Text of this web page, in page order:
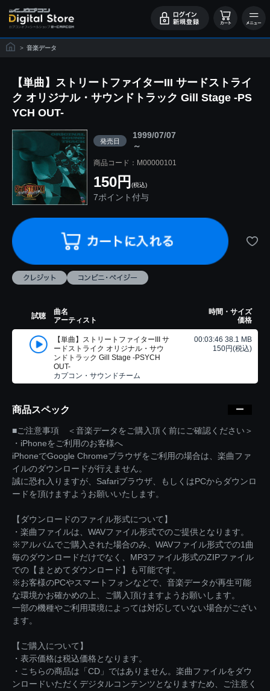
> 音楽データ
【単曲】ストリートファイターIII サードストライ
ク オリジナル・サウンドトラック Gill Stage -PS
YCH OUT-
発売日
1999/07/07
～
商品コード：M00000101
150円 (税込)
7ポイント付与
試聴
曲名
アーティスト
時間・サイズ
価格
【単曲】ストリートファイターIII サ
ードストライク オリジナル・サウ
ンドトラック Gill Stage -PSYCH
OUT-
カプコン・サウンドチーム
00:03:46 38.1 MB
150円(税込)
商品スペック
■ご注意事項 ＜音楽データをご購入頂く前にご確認ください＞
・iPhoneをご利用のお客様へ
iPhoneでGoogle Chromeブラウザをご利用の場合は、楽曲ファ
イルのダウンロードが行えません。
誠に恐れ入りますが、Safariブラウザ、もしくはPCからダウンロ
ードを頂けますようお願いいたします。
【ダウンロードのファイル形式について】
・楽曲ファイルは、WAVファイル形式でのご提供となります。
※アルバムでご購入された場合のみ、WAVファイル形式での1曲
毎のダウンロードだけでなく、MP3ファイル形式のZIPファイル
での【まとめてダウンロード】も可能です。
※お客様のPCやスマートフォンなどで、音楽データが再生可能
な環境かお確かめの上、ご購入頂けますようお願いします。
一部の機種やご利用環境によっては対応していない場合がござい
ます。
【ご購入について】
・表示価格は税込価格となります。
・こちらの商品は「CD」ではありません。楽曲ファイルをダウ
ンロードいただくデジタルコンテンツとなりますため、ご注意く